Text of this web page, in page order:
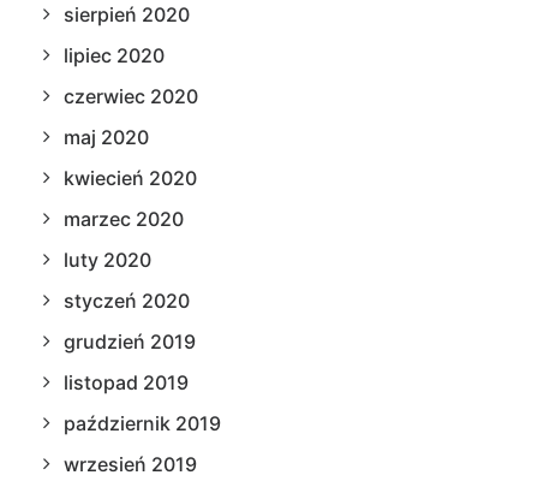
sierpień 2020
lipiec 2020
czerwiec 2020
maj 2020
kwiecień 2020
marzec 2020
luty 2020
styczeń 2020
grudzień 2019
listopad 2019
październik 2019
wrzesień 2019